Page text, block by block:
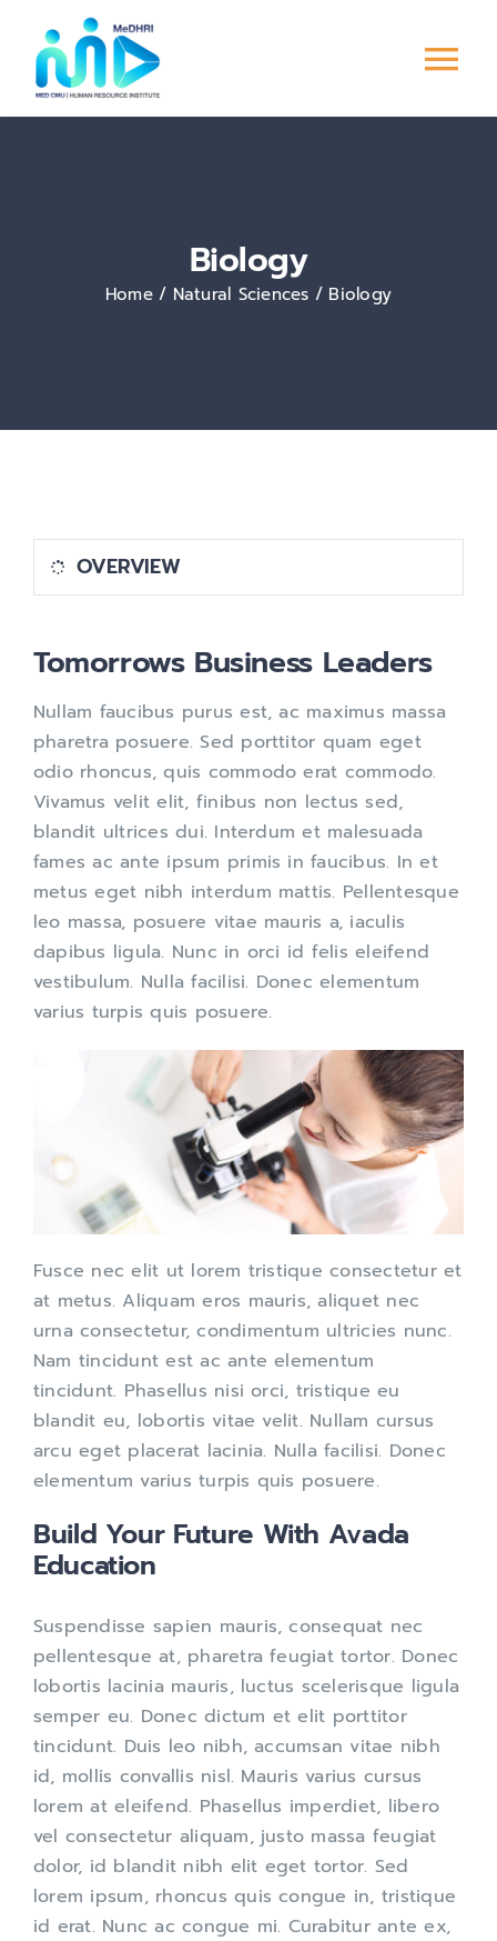
content
Biology
Home Natural Sciences Biology
OVERVIEW
Tomorrows Business Leaders
Nullam faucibus purus est, ac maximus massa
pharetra posuere. Sed porttitor quam eget
odio rhoncus, quis commodo erat commodo.
Vivamus velit elit, finibus non lectus sed,
blandit ultrices dui. Interdum et malesuada
fames ac ante ipsum primis in faucibus. In et
metus eget nibh interdum mattis. Pellentesque
leo massa, posuere vitae mauris a, iaculis
dapibus ligula. Nunc in orci id felis eleifend
vestibulum. Nulla facilisi. Donec elementum
varius turpis quis posuere.
Fusce nec elit ut lorem tristique consectetur et
at metus. Aliquam eros mauris, aliquet nec
urna consectetur, condimentum ultricies nunc.
Nam tincidunt est ac ante elementum
tincidunt. Phasellus nisi orci, tristique eu
blandit eu, lobortis vitae velit. Nullam cursus
arcu eget placerat lacinia. Nulla facilisi. Donec
elementum varius turpis quis posuere.
Build Your Future With Avada
Education
Suspendisse sapien mauris, consequat nec
pellentesque at, pharetra feugiat tortor. Donec
lobortis lacinia mauris, luctus scelerisque ligula
semper eu. Donec dictum et elit porttitor
tincidunt. Duis leo nibh, accumsan vitae nibh
id, mollis convallis nisl. Mauris varius cursus
lorem at eleifend. Phasellus imperdiet, libero
vel consectetur aliquam, justo massa feugiat
dolor, id blandit nibh elit eget tortor. Sed
lorem ipsum, rhoncus quis congue in, tristique
id erat. Nunc ac congue mi. Curabitur ante ex,